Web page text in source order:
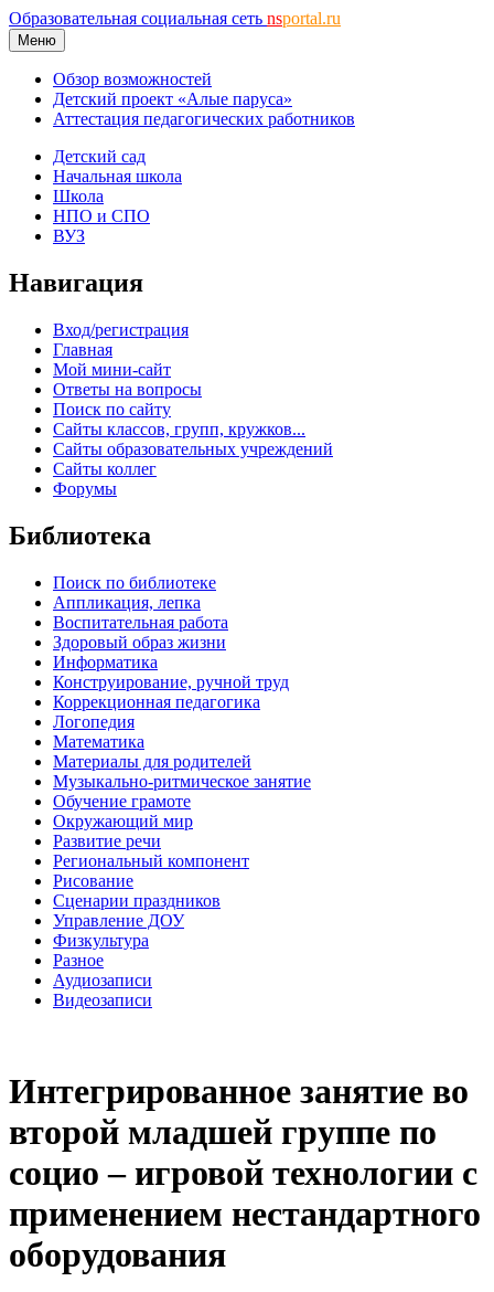
Образовательная социальная сеть nsportal.ru
Меню
Обзор возможностей
Детский проект «Алые паруса»
Аттестация педагогических работников
Детский сад
Начальная школа
Школа
НПО и СПО
ВУЗ
Навигация
Вход/регистрация
Главная
Мой мини-сайт
Ответы на вопросы
Поиск по сайту
Сайты классов, групп, кружков...
Сайты образовательных учреждений
Сайты коллег
Форумы
Библиотека
Поиск по библиотеке
Аппликация, лепка
Воспитательная работа
Здоровый образ жизни
Информатика
Конструирование, ручной труд
Коррекционная педагогика
Логопедия
Математика
Материалы для родителей
Музыкально-ритмическое занятие
Обучение грамоте
Окружающий мир
Развитие речи
Региональный компонент
Рисование
Сценарии праздников
Управление ДОУ
Физкультура
Разное
Аудиозаписи
Видеозаписи
Интегрированное занятие во
второй младшей группе по
социо – игровой технологии с
применением нестандартного
оборудования